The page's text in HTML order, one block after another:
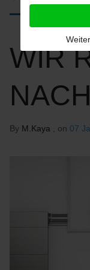
WIR
By M.Kaya , on 07